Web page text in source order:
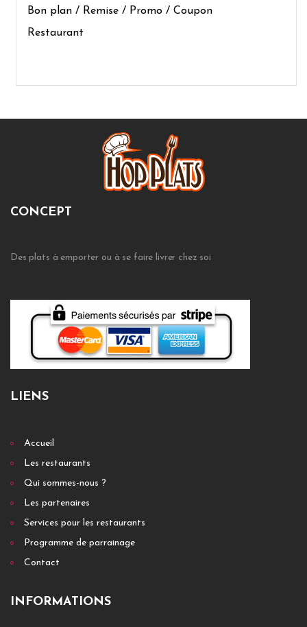
Bon plan / Remise / Promo / Coupon
Restaurant
CONCEPT
Des plats à emporter ou à se faire livrer chez soi
LIENS
Accueil
Les restaurants
Qui sommes-nous ?
Les partenaires
Services pour les restaurants
Programme de parrainage
Contact
INFORMATIONS